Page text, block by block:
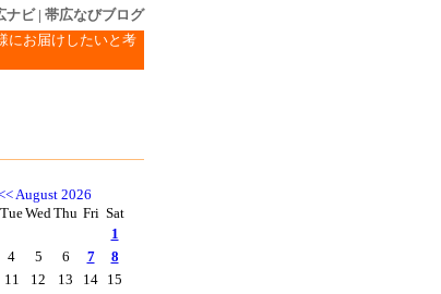
ナビ| 帯広なびブログ
にお届けしたいと考
August 2026
TueWedThu Fri Sat
1
4 5 6 7
8
11 12 13 14
15